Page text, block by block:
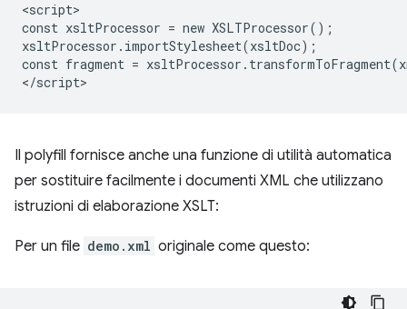
<script>
const xsltProcessor = new XSLTProcessor();
xsltProcessor.importStylesheet(xsltDoc);
const fragment =
Il polyfill fornisce anche una funzione di utilità automatica
per sostituire facilmente i documenti XML che utilizzano
istruzioni di elaborazione XSLT:
Per un file demo.xml originale come questo: